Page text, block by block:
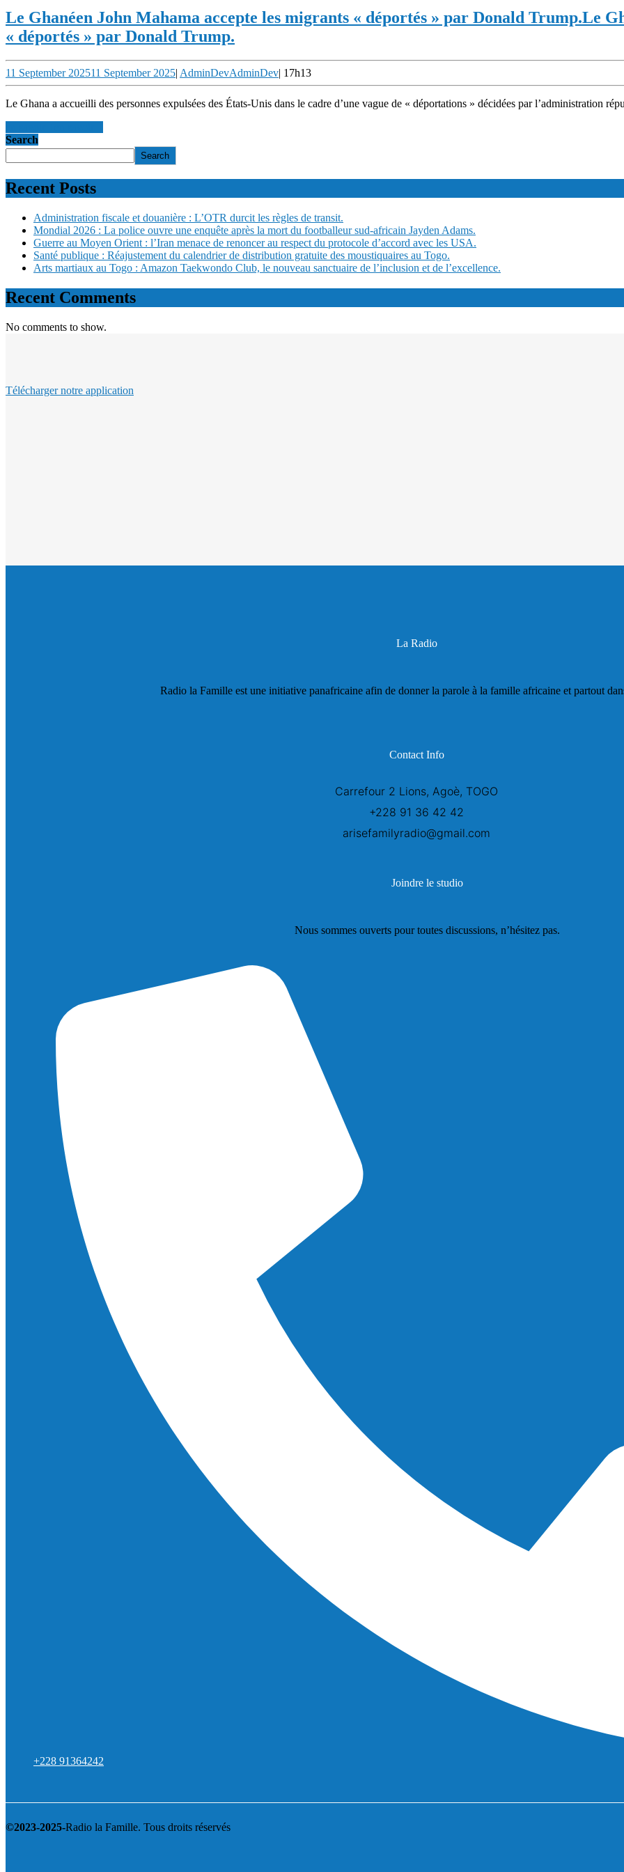
Le Ghanéen John Mahama accepte les migrants « déportés » par Donald Trump.Le
« déportés » par Donald Trump.
11 September 202511 September 2025| AdminDevAdminDev| 17h13
Le Ghana a accueilli des personnes expulsées des États-Unis dans le cadre d’une vague de « déportations » décidées par l’administration
Search
Search
Recent Posts
Administration fiscale et douanière : L’OTR durcit les règles de transit.
Mondial 2026 : La police ouvre une enquête après la mort du footballeur sud-africain Jayden Adams.
Guerre au Moyen Orient : l’Iran menace de renoncer au respect du protocole d’accord avec les USA.
Santé publique : Réajustement du calendrier de distribution gratuite des moustiquaires au Togo.
Arts martiaux au Togo : Amazon Taekwondo Club, le nouveau sanctuaire de l’inclusion et de l’excellence.
Recent Comments
No comments to show.
Télécharger notre application
La Radio
Radio la Famille est une initiative panafricaine afin de donner la parole à la famille africaine et partout
Contact Info
Carrefour 2 Lions, Agoè, TOGO
+228 91 36 42 42
arisefamilyradio@gmail.com
Joindre le studio
Nous sommes ouverts pour toutes discussions, n’hésitez pas.
+228 91364242
©2023-2025-Radio la Famille. Tous droits réservés